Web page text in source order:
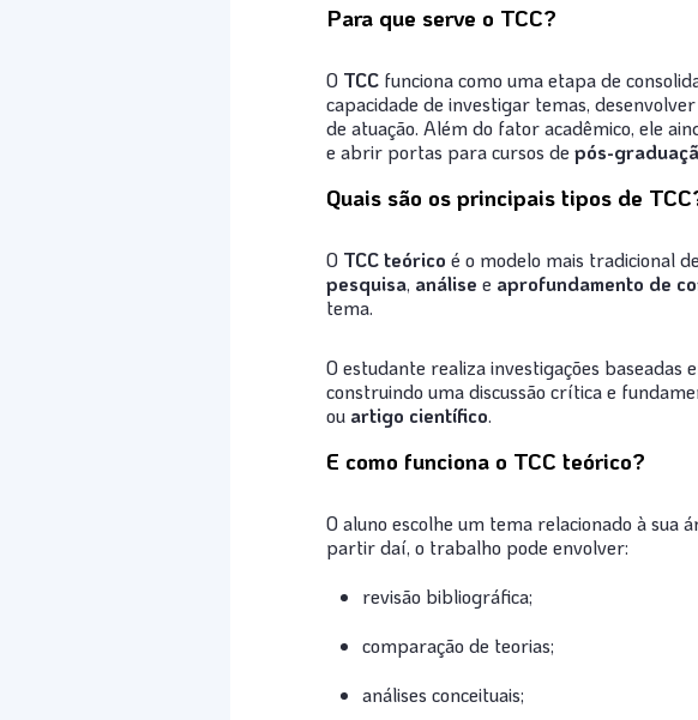
Para que serve o TCC?
O TCC funciona como uma etapa de
capacidade de investigar temas,
de atuação. Além do fator acadêmico, ele
e abrir portas para cursos de pós-
Quais são os principais tipos de
O TCC teórico é o modelo mais tradicional
pesquisa, análise e aprofundamento de
tema.
O estudante realiza investigações baseadas
construindo uma discussão crítica e
ou artigo científico.
E como funciona o TCC teórico?
O aluno escolhe um tema relacionado à sua
partir daí, o trabalho pode envolver:
revisão bibliográfica;
comparação de teorias;
análises conceituais;